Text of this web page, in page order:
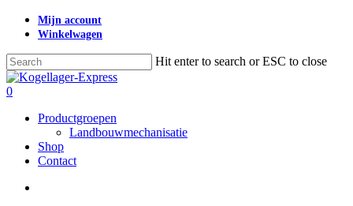
Skip
content
Mijn account
Winkelwagen
Hit enter to search or ESC to close
Close
Search
search
0
Productgroepen
Landbouwmechanisatie
Shop
Contact